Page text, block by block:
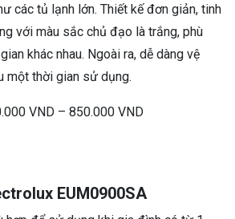
các tủ lạnh lớn. Thiết kế đơn giản, tinh
với màu sắc chủ đạo là trắng, phù
khác nhau. Ngoài ra, dễ dàng vệ
một thời gian sử dụng.
VND – 850.000 VND
EUM0900SA